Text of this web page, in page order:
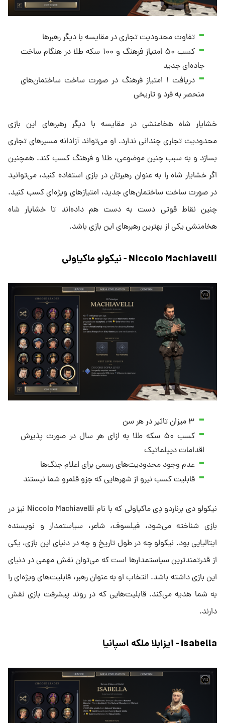
تفاوت محدودیت تجاری در مقایسه با دیگر رهبرها
کسب ۵۰ امتیاز فرهنگ و ۱۰۰ سکه طلا در هنگام ساخت
جاده‌ای جدید
دریافت ۱ امتیاز فرهنگ در صورت ساخت ساختمان‌های
منحصر به فرد و تاریخی
خشایار شاه هخامنشی در مقایسه با دیگر رهبرهای این بازی
محدودیت تجاری چندانی ندارد. او می‌تواند آزادانه مسیرهای تجاری
بسازد و به سبب چنین موضوعی، طلا و فرهنگ کسب کند. همچنین
اگر خشایار شاه را به عنوان رهبرتان در بازی استفاده کنید، می‌توانید
در صورت ساخت ساختمان‌های جدید، امتیازهای ویژه‌ای کسب کنید.
چنین نقاط قوتی دست به دست هم داده‌اند تا خشایار شاه
هخامنشی یکی از بهترین رهبرهای این بازی باشد.
Niccolo Machiavelli - نیکولو ماکیاولی
۳ میزان تاثیر در هر سن
کسب ۵۰ سکه طلا به ازای هر سال در صورت پذیرش
اقدامات دیپلماتیک
عدم وجود محدودیت‌های رسمی برای اعلام جنگ‌ها
قابلیت کسب نیرو از شهرهایی که جزو قلمرو شما نیستند
نیکولو دی برناردو دِی ماکیاولی که با نام Niccolo Machiavelli نیز در
بازی شناخته می‌شود، فیلسوف، شاعر، سیاستمدار و نویسنده
ایتالیایی بود. نیکولو چه در طول تاریخ و چه در دنیای این بازی، یکی
از قدرتمندترین سیاستمدارها است که می‌توان نقش مهمی در دنیای
این بازی داشته باشد. انتخاب او به عنوان رهبر، قابلیت‌های ویژه‌ای را
به شما هدیه می‌کند. قابلیت‌هایی که در روند پیشرفت بازی نقش
دارند.
Isabella - ایزابلا ملکه اسپانیا